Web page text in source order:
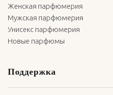
Женская парфюмерия
Мужская парфюмерия
Унисекс парфюмерия
Новые парфюмы
Поддержка